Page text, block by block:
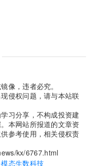
像，违者必究。
侵权问题，请与本站联
习分享，不构成投资建
本网站所报道的文章资
参考使用，相关侵权责
kx/6767.html
态生数科技